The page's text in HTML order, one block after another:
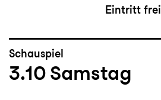
Eintritt frei
Schauspiel
3.10 Samstag